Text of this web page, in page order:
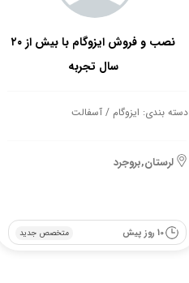
نصب و فروش ایزوگام با بیش از ۲۰
سال تجربه
دسته بندی: ایزوگام / آسفالت
لرستان,بروجرد
متخصص جدید 10 روز پیش